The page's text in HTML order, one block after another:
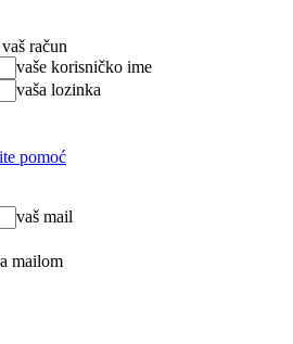
račun
vaše korisničko ime
vaša lozinka
pomoć
vaš mail
mailom